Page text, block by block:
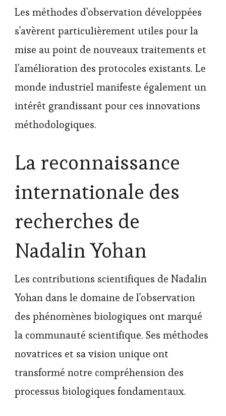
Les méthodes d'observation développées
s'avèrent particulièrement utiles pour la
mise au point de nouveaux traitements et
l'amélioration des protocoles existants. Le
monde industriel manifeste également un
intérêt grandissant pour ces innovations
méthodologiques.
La reconnaissance
internationale des
recherches de
Nadalin Yohan
Les contributions scientifiques de Nadalin
Yohan dans le domaine de l'observation
des phénomènes biologiques ont marqué
la communauté scientifique. Ses méthodes
novatrices et sa vision unique ont
transformé notre compréhension des
processus biologiques fondamentaux.